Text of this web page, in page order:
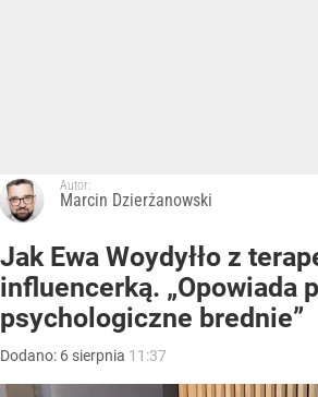
Autor:
Marcin Dzierżanowski
Jak Ewa Woydyłło z
influencerką. „Opowiada
psychologiczne brednie”
Dodano: 6 sierpnia 11:37